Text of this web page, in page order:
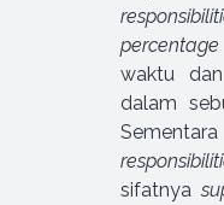
waktu
dalam
sifatnya